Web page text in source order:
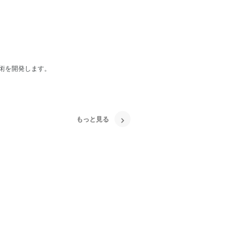
開発します。
もっと見る